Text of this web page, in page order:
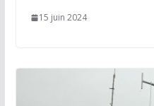
15 juin 2024